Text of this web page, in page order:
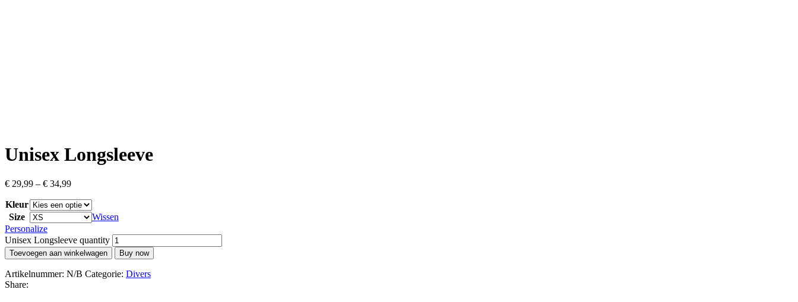
Unisex Longsleeve
€ 29,99 – € 34,99
Kleur
Size
Wissen
Personalize
Unisex Longsleeve quantity
Toevoegen aan winkelwagen Buy now
Artikelnummer: N/B Categorie: Divers
Share: